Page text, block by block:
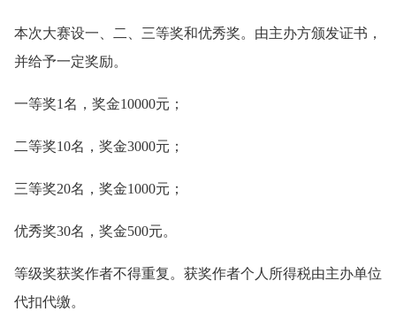
本次大赛设一、二、三等奖和优秀奖。由主办方颁发证书，
并给予一定奖励。
一等奖1名，奖金10000元；
二等奖10名，奖金3000元；
三等奖20名，奖金1000元；
优秀奖30名，奖金500元。
等级奖获奖作者不得重复。获奖作者个人所得税由主办单位
代扣代缴。